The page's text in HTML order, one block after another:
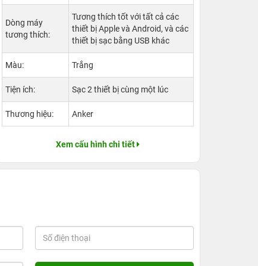
Dòng máy
tương thích:
Tương thích tốt với tất cả các
thiết bị Apple và Android, và các
thiết bị sạc bằng USB khác
Màu: Trắng
Tiện ích: Sạc 2 thiết bị cùng một lúc
Thương hiệu: Anker
Xem cấu hình chi tiết